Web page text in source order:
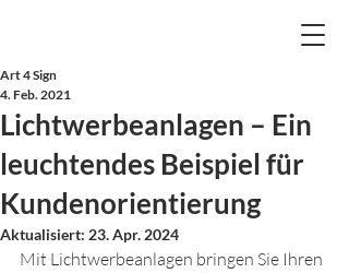
Lichtwerbeanlagen – Ein
leuchtendes Beispiel für
Kundenorientierung
Art 4 Sign
4. Feb. 2021
Aktualisiert: 23. Apr. 2024
Mit Lichtwerbeanlagen bringen Sie Ihren